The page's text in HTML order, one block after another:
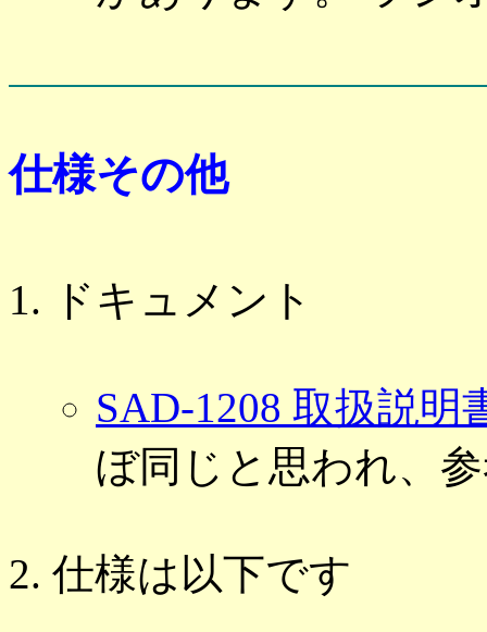
仕様その他
ドキュメント
SAD-1208 取扱説明
ぼ同じと思われ、
仕様は以下です